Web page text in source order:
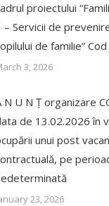
proiectului
– Servicii de
de familie”
3, 2026
N U N Ț organizare
de 13.02.2026 în
unui post
pe
23, 2026